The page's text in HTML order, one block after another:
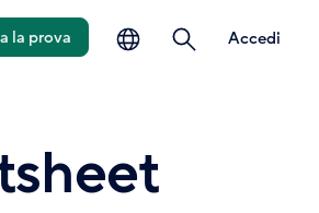
la prova Accedi